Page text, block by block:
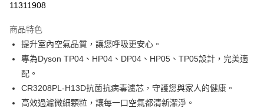
宅配(滿500元免運費)
每筆NT$120，滿NT$500(含以上)免運費
貨到付款
每筆NT$120，滿NT$500(含以上)免運費
11311908
商品特色
提升室內空氣品質，讓您呼吸更安心。
專為Dyson TP04、HP04、DP04、HP05、TP05設計，完美適
配。
CR3208PL-H13D抗菌抗病毒濾芯，守護您與家人的健康。
高效過濾微細顆粒，讓每一口空氣都清新潔淨。